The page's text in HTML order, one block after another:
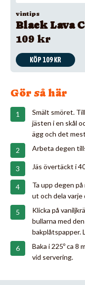
vintips
Black Lava
109 kr
KÖP 109 KR
Gör så här
Smält smöret.
jästen i en skål
ägg och det
Arbeta degen
Jäs övertäckt i
Ta upp degen
ut och dela varje
Klicka på
bullarna med
bakplåtspapper.
Baka i 225º ca 8
vid servering.